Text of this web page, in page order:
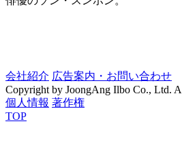
会社紹介 広告案内・お問い合わせ
Copyright by JoongAng Ilbo Co., Ltd.
個人情報 著作権
TOP